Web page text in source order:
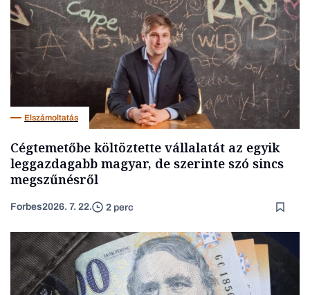
Elszámoltatás
Cégtemetőbe költöztette vállalatát az egyik
leggazdagabb magyar, de szerinte szó sincs
megszűnésről
Forbes2026. 7. 22. 2 perc